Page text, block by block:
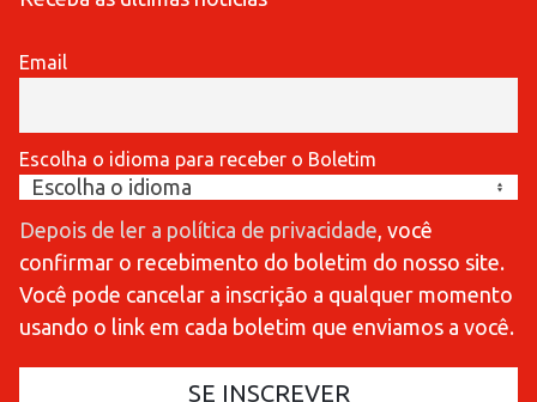
Email
Escolha o idioma para receber o Boletim
Depois de ler a política de privacidade, você
confirmar o recebimento do boletim do nosso site.
Você pode cancelar a inscrição a qualquer momento
usando o link em cada boletim que enviamos a você.